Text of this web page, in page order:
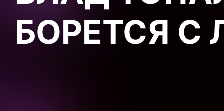
БОРЕТСЯ